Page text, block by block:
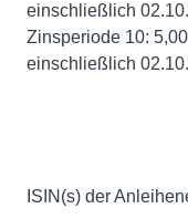
einschließlich
Zinsperiode 10:
einschließlich
ISIN(s) der